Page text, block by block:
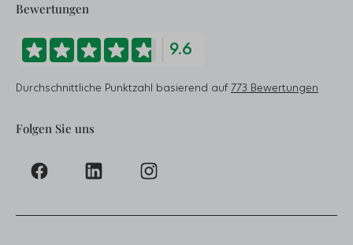
Bewertungen
9.6
Durchschnittliche Punktzahl basierend auf 773 Bewertungen
Folgen Sie uns